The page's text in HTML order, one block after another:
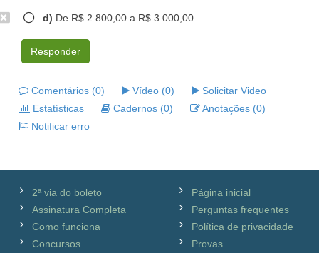
d) De R$ 2.800,00 a R$ 3.000,00.
Responder
Comentários (0) Vídeo (0)
Solicitar Video
Estatísticas
Cadernos (0)
Anotações (0)
Notificar erro
2ª via do boleto
Assinatura Completa
Como funciona
Concursos
Página inicial
Perguntas frequentes
Política de privacidade
Provas